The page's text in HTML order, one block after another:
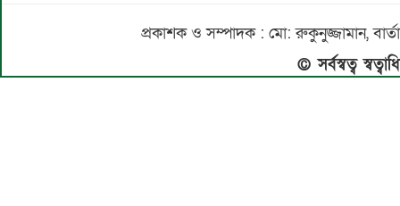
প্রকাশক ও সম্পাদক : মো: রুকুনুজ্জামান,
© সর্বস্বত্ব